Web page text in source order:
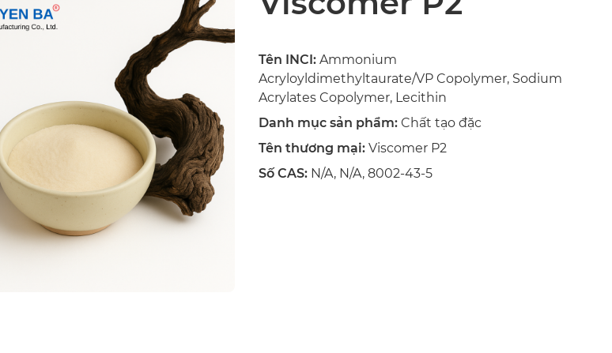
Tên INCI: Ammonium
Acryloyldimethyltaurate/VP Copolymer, Sodium
Acrylates Copolymer, Lecithin
Danh mục sản phẩm: Chất tạo đặc
Tên thương mại: Viscomer P2
Số CAS: N/A, N/A, 8002-43-5